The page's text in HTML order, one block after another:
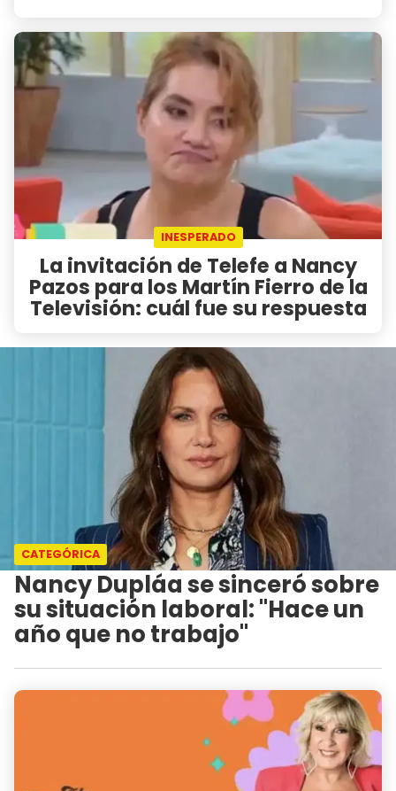
INESPERADO
La invitación de Telefe a Nancy
Pazos para los Martín Fierro de la
Televisión: cuál fue su respuesta
CATEGÓRICA
Nancy Dupláa se sinceró sobre
su situación laboral: "Hace un
año que no trabajo"